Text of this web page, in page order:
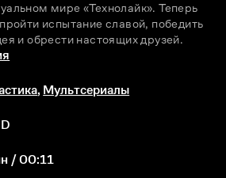
мире «Технолайк». Теперь
испытание славой, победить
и обрести настоящих друзей.
, Мультсериалы
/ 00:11